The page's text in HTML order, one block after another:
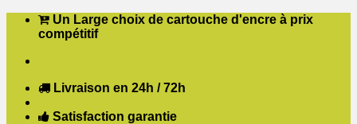
Passer Un Large choix de cartouche d'encre à prix
compétitif
Livraison en 24h / 72h
Satisfaction garantie